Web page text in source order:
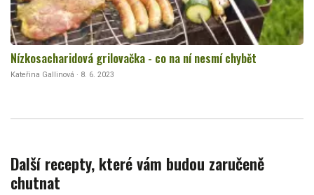
Nízkosacharidová grilovačka - co na ní nesmí chybět
Kateřina Gallinová · 8. 6. 2023
Další recepty, které vám budou zaručeně
chutnat